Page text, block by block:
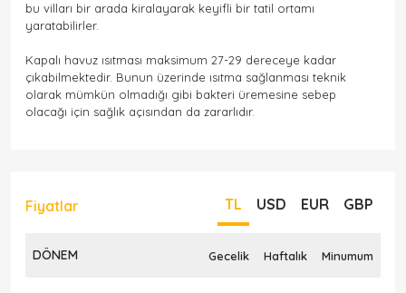
bu vilları bir arada kiralayarak keyifli bir tatil ortamı
yaratabilirler.
Kapalı havuz ısıtması maksimum 27-29 dereceye kadar
çıkabilmektedir. Bunun üzerinde ısıtma sağlanması teknik
olarak mümkün olmadığı gibi bakteri üremesine sebep
olacağı için sağlık açısından da zararlıdır.
Fiyatlar TL USD EUR GBP
DÖNEM Gecelik Haftalık Minumum